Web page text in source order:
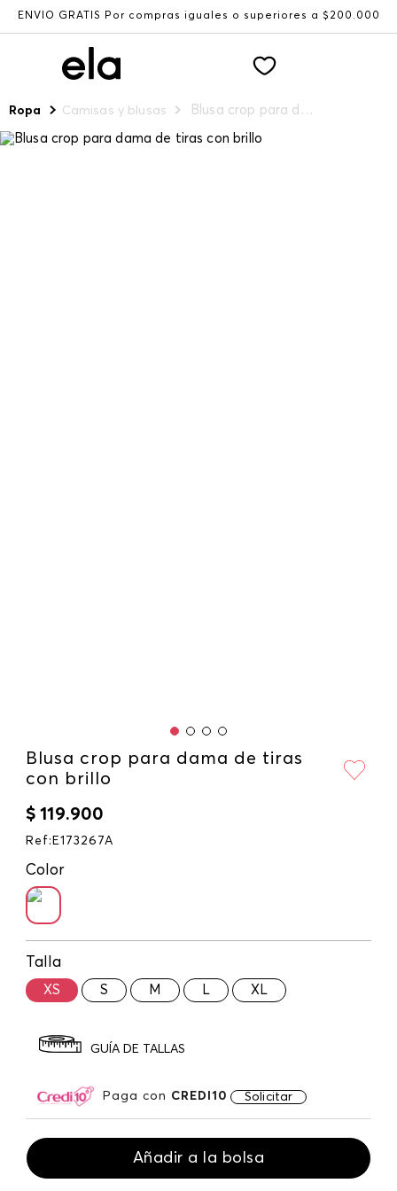
ENVÍO GRATIS Por compras iguales o superiores a $200.000
Ropa Camisas y blusas Blusa crop para dama de tiras con brillo
Blusa crop para dama de tiras
con brillo
$ 119.900
Ref : E173267A
Color
Talla
XS S M L XL
GUÍA DE TALLAS
Paga con CREDI10 Solicitar
Añadir a la bolsa